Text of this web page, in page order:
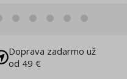
Doprava zadarmo už
od 49 €